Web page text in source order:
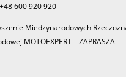
600 920 920
Miedzynarodowych
MOTOEXPERT – ZAPRASZA